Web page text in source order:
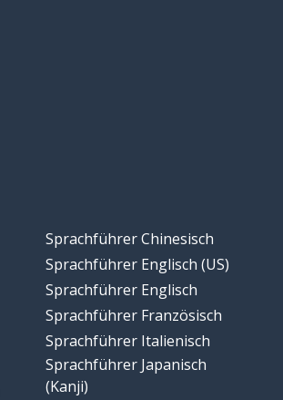
Sprachführer Chinesisch
Sprachführer Englisch (US)
Sprachführer Englisch
Sprachführer Französisch
Sprachführer Italienisch
Sprachführer Japanisch
(Kanji)